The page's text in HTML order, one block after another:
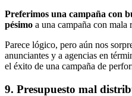
Preferimos una campaña con
pésimo a una campaña con
Parece lógico, pero aún nos
anunciantes y a agencias en
el éxito de una campaña de
9. Presupuesto mal